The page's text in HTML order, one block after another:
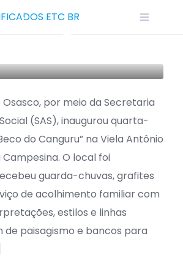
inaugura
por meio da Secretaria
(SAS), inaugurou quarta-
do Canguru” na Viela Antônio
Campesina. O local foi
guarda-chuvas, grafites
de acolhimento familiar com
estilos e linhas
de paisagismo e bancos para